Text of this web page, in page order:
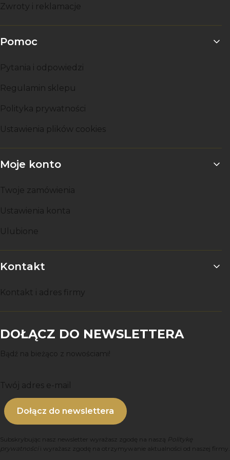
Zwroty i reklamacje
Pomoc
Pytania i odpowiedzi
Regulamin sklepu
Polityka prywatności
Ustawienia plików cookies
Moje konto
Twoje zamówienia
Ustawienia konta
Ulubione
Kontakt
Kontakt i adres firmy
DOŁĄCZ DO NEWSLETTERA
Bądź na bieżąco z nowościami!
Twój adres e-mail
Dołącz do newslettera
Subskrybując nasz newsletter wyrażasz zgodę na naszą Politykę
prywatności
i wyrażasz zgodę na otrzymywanie aktualności od naszej firmy.